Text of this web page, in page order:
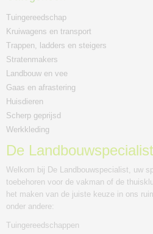
Tuingereedschap
Kruiwagens en transport
Trappen, ladders en steigers
Stratenmakers
Landbouw en vee
Gaas en afrastering
Huisdieren
Scherp geprijsd
Werkkleding
De Landbouwspecialist
Welkom bij De Landbouwspecialist, uw
toebehoren voor de vakman of de
het maken van de juiste keuze in ons
onder andere:
Tuingereedschappen